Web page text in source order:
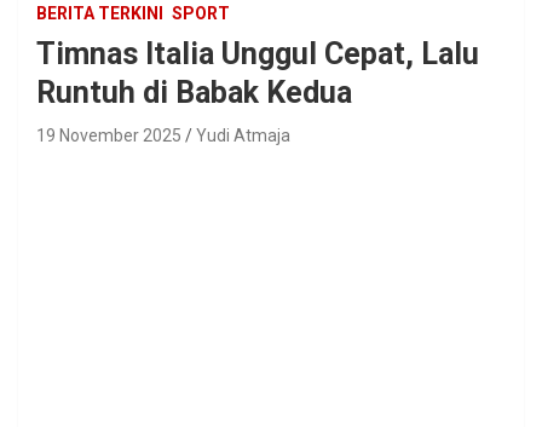
BERITA TERKINI SPORT
Timnas Italia Unggul Cepat, Lalu
Runtuh di Babak Kedua
19 November 2025 Yudi Atmaja